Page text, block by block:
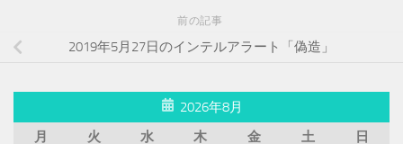
前の記事
2019年5月27日のインテルアラート「偽造」
2026年8月
月
火 水 木 金 土
日